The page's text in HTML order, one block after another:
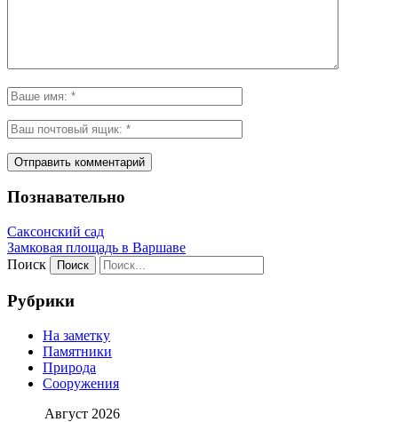
Познавательно
Саксонский сад
Замковая площадь в Варшаве
Поиск
Рубрики
На заметку
Памятники
Природа
Сооружения
Август 2026